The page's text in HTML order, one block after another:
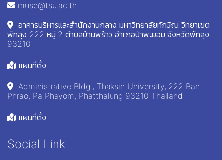
muse@tsu.ac.th
อาคารบริหารและสำนักงานกลาง มหาวิทยาลัยทักษิณ วิทยาเขต
พัทลุง 222 หมู่ 2 ตำบลบ้านพร้าว อำเภอป่าพะยอม จังหวัดพัทลุง
93210
แผนที่ตั้ง
Administrative Bldg., Thaksin University, 222 Ban
Phrao, Pa Phayom, Phatthalung 93210 Thailand
แผนที่ตั้ง
Social Link